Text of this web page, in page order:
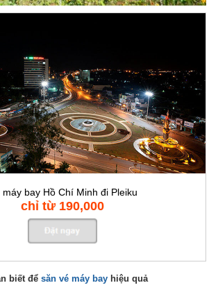
máy bay Hồ Chí Minh đi Pleiku
chỉ từ 190,000
biết đểsăn vé máy bay hiệu quả